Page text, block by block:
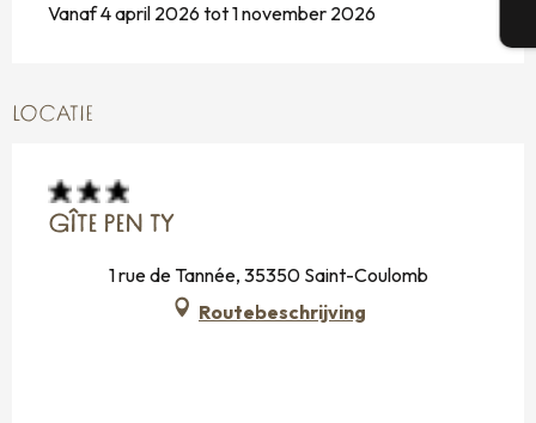
Vanaf 4 april 2026 tot 1 november 2026
LOCATIE
GÎTE PEN TY
1 rue de Tannée, 35350 Saint-Coulomb
Routebeschrijving